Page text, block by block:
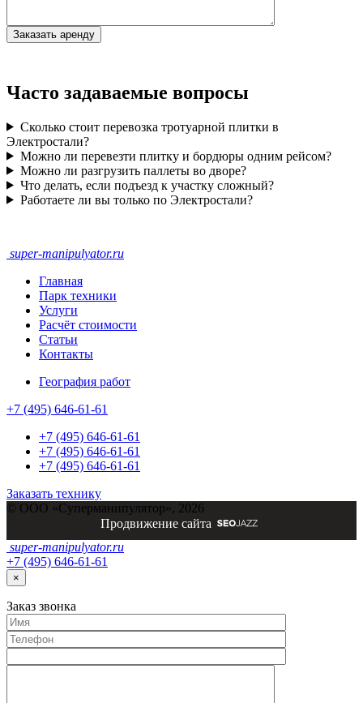
Часто задаваемые вопросы
Сколько стоит перевозка тротуарной плитки в
Электростали?
Можно ли перевезти плитку и бордюры одним рейсом?
Можно ли разгрузить паллеты во дворе?
Что делать, если подъезд к участку сложный?
Работаете ли вы только по Электростали?
super-manipulyator.ru
Главная
Парк техники
Услуги
Расчёт стоимости
Статьи
Контакты
География работ
+7 (495) 646-61-61
+7 (495) 646-61-61
+7 (495) 646-61-61
+7 (495) 646-61-61
Заказать технику
© ООО «Суперманипулятор», 2026
Продвижение сайта
super-manipulyator.ru
+7 (495) 646-61-61
×
Заказ звонка